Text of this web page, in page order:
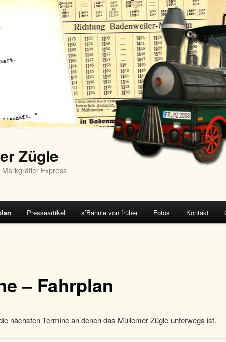
Zügle
Express
Presseartikel s’Bähnle von früher Fotos Kontakt
– Fahrplan
nächsten Termine an denen das Müllemer Zügle unterwegs ist.